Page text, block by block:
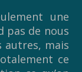
une
pas de nous
autres, mais
ce